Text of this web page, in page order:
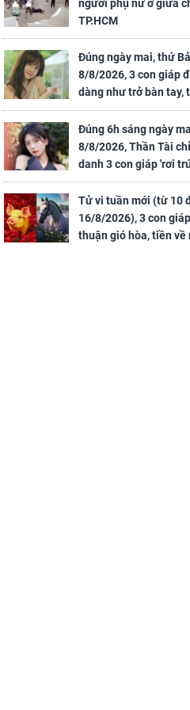
người phụ nữ ở giữa
TP.HCM
Đúng ngày mai, thứ
8/8/2026, 3 con giáp
dàng như trở bàn tay,
tới, ngồi không lộc
phú quý theo tới già
Đúng 6h sáng ngày
8/8/2026, Thần Tài
danh 3 con giáp 'rơi
vàng', tiền bạc ùa về
cuốn', vươn mình
trong phút chốc
Tử vi tuần mới (từ 10
16/8/2026), 3 con
thuận gió hòa, tiền về